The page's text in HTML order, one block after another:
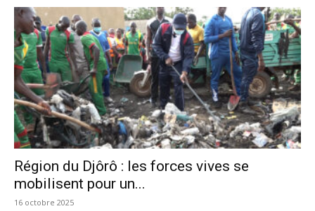
Région du Djôrô : les forces vives se
mobilisent pour un...
16 octobre 2025